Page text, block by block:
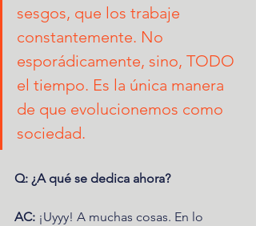
sesgos, que los trabaje
constantemente. No
esporádicamente, sino, TODO
el tiempo. Es la única manera
de que evolucionemos como
sociedad.
Q: ¿A qué se dedica ahora?
AC: ¡Uyyy! A muchas cosas. En lo